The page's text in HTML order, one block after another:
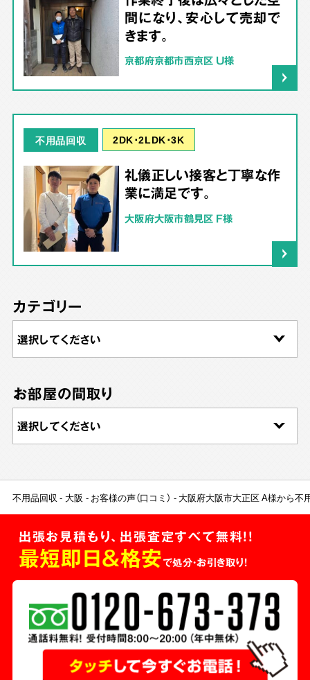
間になり、安心して売却で
きます。
京都府京都市西京区 U様
不用品回収 2DK･2LDK･3K
礼儀正しい接客と丁寧な作
業に満足です。
大阪府大阪市鶴見区 F様
カテゴリー
お部屋の間取り
不用品回収 大阪 お客様の声（口コミ） 大阪府大阪市大正区 A様から不
出張お見積もり、出張査定すべて無料!!
最短即日＆格安で処分・お引き取り！